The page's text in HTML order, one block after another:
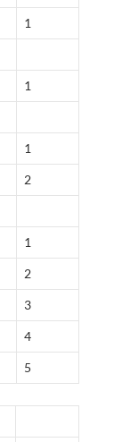
1
1
1
2
1
2
3
4
5